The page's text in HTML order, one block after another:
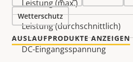
Eigentumsbeschreibung
Leistung (max.)
Leistung (durchschnittlich)
DC-Eingangsspannung
Wetterschutz
AUSLAUFPRODUKTE ANZEIGEN